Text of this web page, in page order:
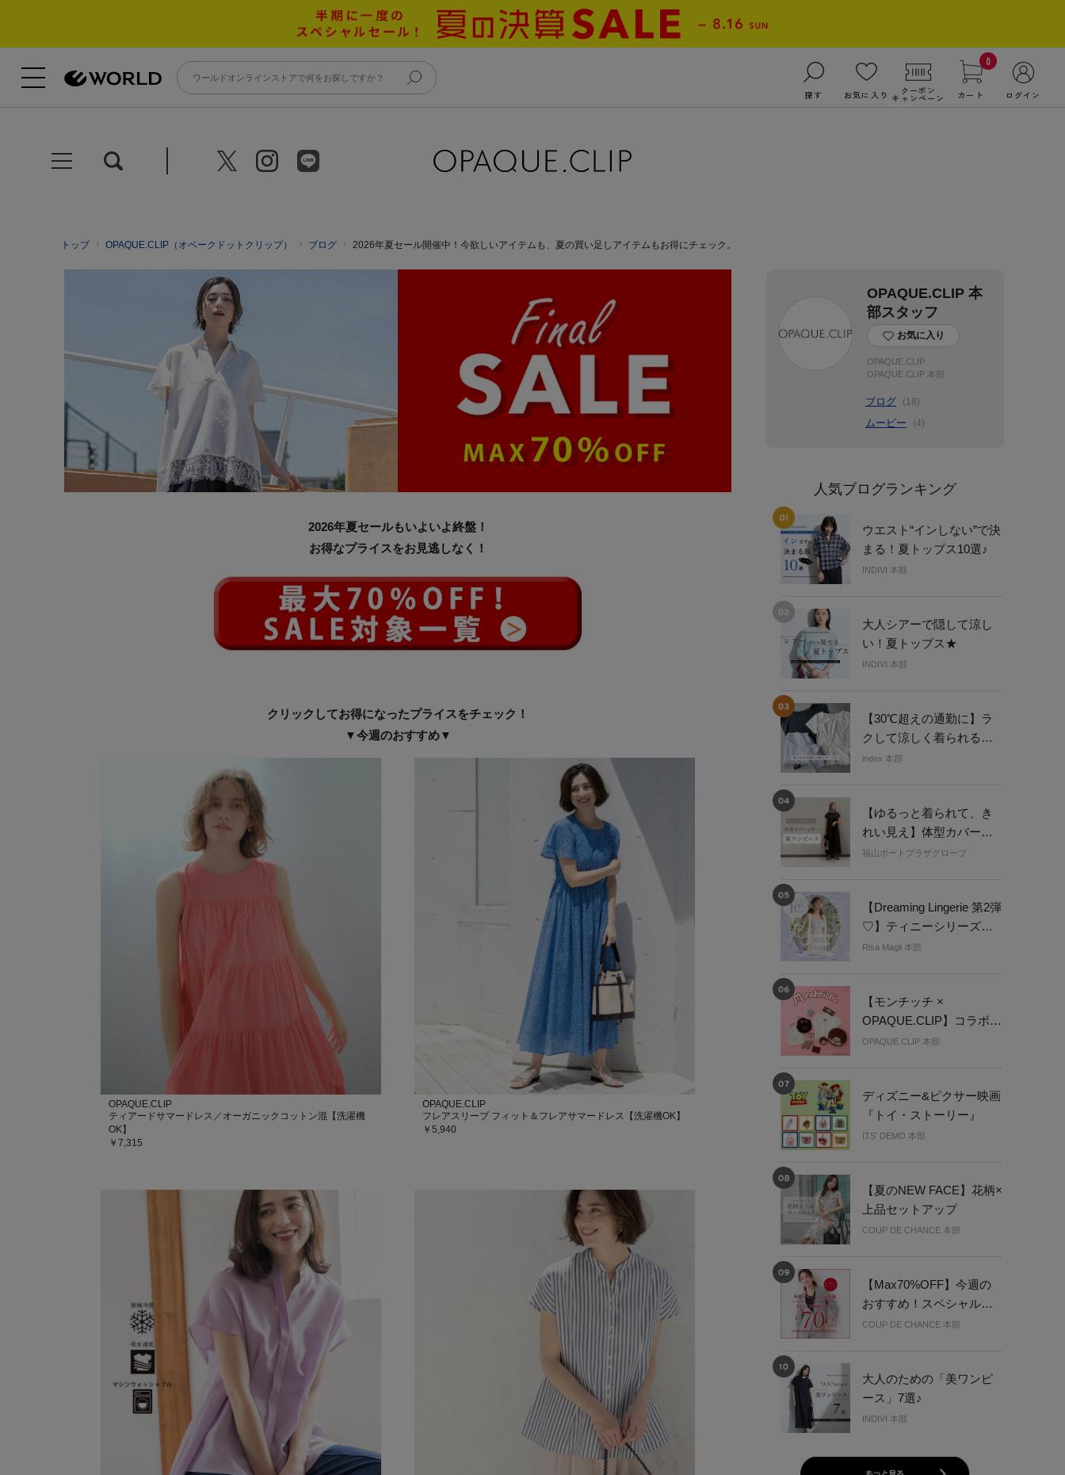
探す お気に入り クーポン
キャンペーン
0
カート ログイン
トップ OPAQUE.CLIP（オペークドットクリップ） ブログ 2026年夏セール開催中！今欲しいアイテムも、夏の買い足しアイテムもお得にチェック。
2026年夏セールもいよいよ終盤！
お得なプライスをお見逃しなく！
クリックしてお得になったプライスをチェック！
▼今週のおすすめ▼
OPAQUE.CLIP
ティアードサマードレス／オーガニックコットン混【洗濯機
OK】
￥7,315
OPAQUE.CLIP
フレアスリーブ フィット＆フレアサマードレス【洗濯機OK】
￥5,940
OPAQUE.CLIP 本
部スタッフ
お気に入り
OPAQUE.CLIP
OPAQUE.CLIP 本部
ブログ (18)
ムービー (4)
人気ブログランキング
ウエスト“インしない”で決
まる！夏トップス10選♪
INDIVI 本部
大人シアーで隠して涼し
い！夏トップス★
INDIVI 本部
【30℃超えの通勤に】ラ
クして涼しく着られる真
夏トップス
index 本部
【ゆるっと着られて、き
れい見え】体型カバーが
叶う夏ワンピース
福山ポートプラザグローブ
【Dreaming Lingerie 第2弾
♡】ティニーシリーズ３
点以上ご購入で
Risa Magli 本部
【モンチッチ ×
OPAQUE.CLIP】コラボレ
ーションアイテム 7/30(木)
OPAQUE.CLIP 本部
ディズニー&ピクサー映画
『トイ・ストーリー』
ITS' DEMO 本部
【夏のNEW FACE】花柄×
上品セットアップ
COUP DE CHANCE 本部
【Max70%OFF】今週の
おすすめ！スペシャルプ
ライス
COUP DE CHANCE 本部
大人のための「美ワンピ
ース」7選♪
INDIVI 本部